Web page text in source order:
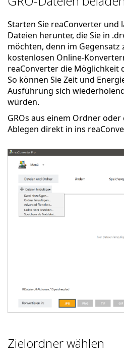
Starten Sie reaConverter und
Dateien herunter, die Sie in
möchten, denn im Gegensatz
kostenlosen Online-
reaConverter die Möglichkeit
So können Sie Zeit und
Ausführung sich
würden.
GROs aus einem Ordner
Ablegen direkt in ins
Zielordner wählen